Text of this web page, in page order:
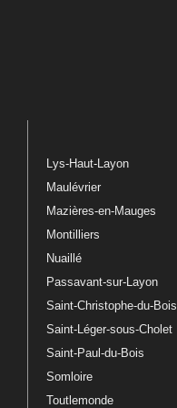
Lys-Haut-Layon
Maulévrier
Mazières-en-Mauges
Montilliers
Nuaillé
Passavant-sur-Layon
Saint-Christophe-du-Bois
Saint-Léger-sous-Cholet
Saint-Paul-du-Bois
Somloire
Toutlemonde